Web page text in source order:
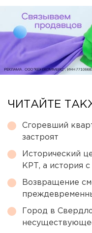
ЧИТАЙТЕ
Сгоревший
застроят
Исторический
КРТ, а история
Возвращение
Город в